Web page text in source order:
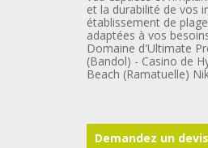
et la durabilité de vos
établissement de
adaptées à vos
Domaine d'Ultimate
(Bandol) - Casino de
Beach (Ramatuelle)
Demandez un devis